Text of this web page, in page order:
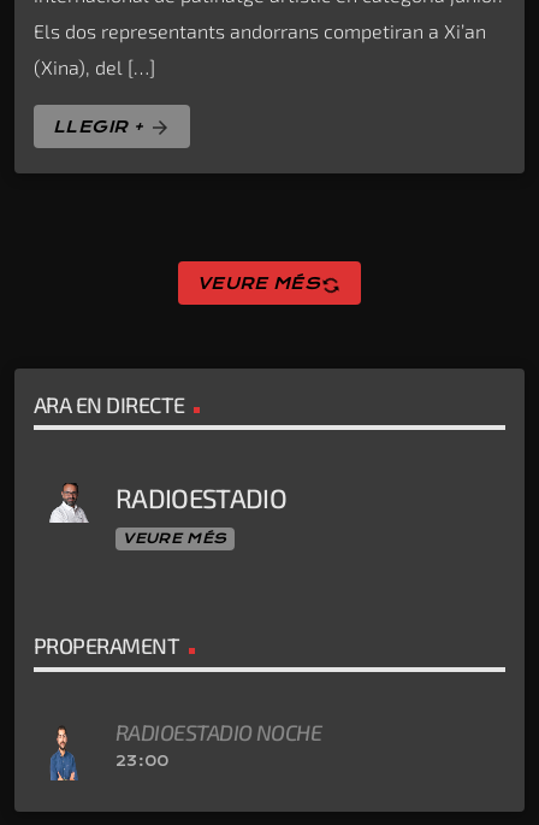
Els dos representants andorrans competiran a Xi’an
(Xina), del […]
LLEGIR + arrow_forward
VEURE MÉSsync
ARA EN DIRECTE
RADIOESTADIO
VEURE MÉS
PROPERAMENT
RADIOESTADIO NOCHE
23:00